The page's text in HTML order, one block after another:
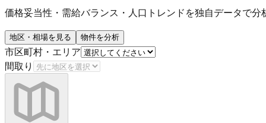
価格妥当性・需給バランス・人口トレンドを独自データで分
地区・相場を見る 物件を分析
市区町村・エリア
間取り